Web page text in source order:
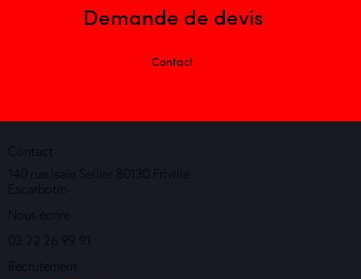
Demande de devis
Contact
Contact
140 rue Isaïe Sellier 80130 Friville
Escarbotin-
Nous écrire
03 22 26 99 91
Recrutement